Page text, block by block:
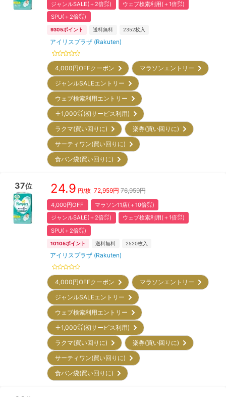
ジャンルSALE(＋2倍㌽)
ウェブ検索利用(＋1倍㌽)
SPU(＋2倍㌽)
9305ポイント 送料無料 2352枚入
アイリスプラザ (Rakuten)
4,000円OFFクーポン
マラソンエントリー
ジャンルSALEエントリー
ウェブ検索利用エントリー
＋1,000㌽(初サービス利用)
ラクマ(買い回りに)
楽券(買い回りに)
サーティワン(買い回りに)
食パン袋(買い回りに)
37位 24.9 円/枚 72,959円 76,959円
4,000円OFF
マラソン11店(＋10倍㌽)
ジャンルSALE(＋2倍㌽)
ウェブ検索利用(＋1倍㌽)
SPU(＋2倍㌽)
10105ポイント 送料無料 2520枚入
アイリスプラザ (Rakuten)
4,000円OFFクーポン
マラソンエントリー
ジャンルSALEエントリー
ウェブ検索利用エントリー
＋1,000㌽(初サービス利用)
ラクマ(買い回りに)
楽券(買い回りに)
サーティワン(買い回りに)
食パン袋(買い回りに)